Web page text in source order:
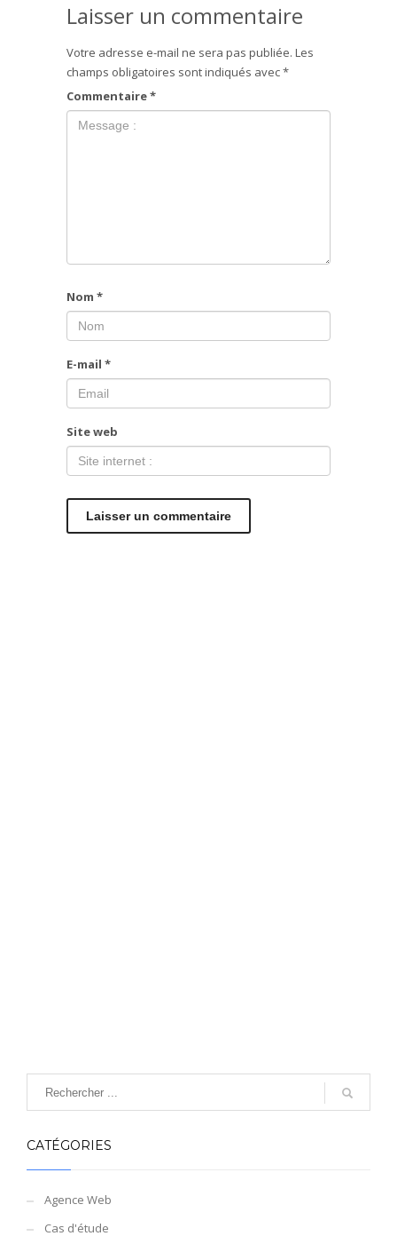
Laisser un commentaire
Votre adresse e-mail ne sera pas publiée. Les
champs obligatoires sont indiqués avec*
Commentaire*
Nom *
E-mail *
Site web
CATÉGORIES
Agence Web
Cas d'étude